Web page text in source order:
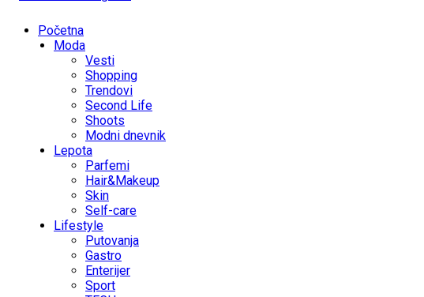
Početna
Moda
Vesti
Shopping
Trendovi
Second Life
Shoots
Modni dnevnik
Lepota
Parfemi
Hair&Makeup
Skin
Self-care
Lifestyle
Putovanja
Gastro
Enterijer
Sport